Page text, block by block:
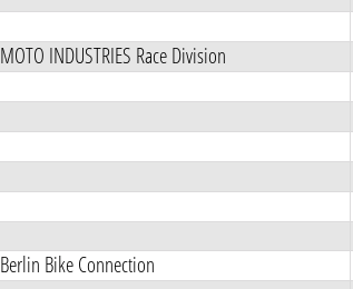
MOTO INDUSTRIES Race Division
Berlin Bike Connection